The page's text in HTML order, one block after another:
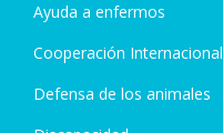
Ayuda a enfermos
Cooperación Internacional
Defensa de los animales